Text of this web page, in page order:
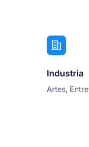
Industria
Artes,